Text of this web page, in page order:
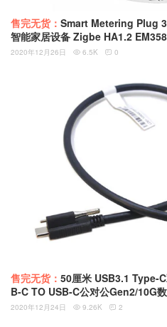
售完无货： Smart Metering Plug
智能家居设备 Zigbe HA1.2
备控制 智能区域应用程序控制
2020年12月26日  6.5K  0
售完无货： 50厘米 USB3.1 Type-C
B-C TO USB-C公对公Gen2/10G
工控设备用高速线
2020年12月24日  9.26K  2